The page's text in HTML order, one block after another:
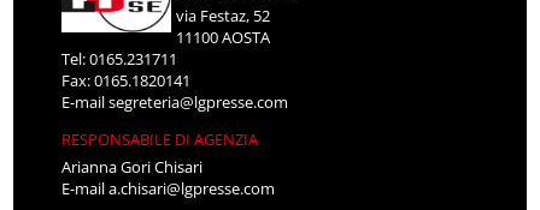
via Festaz, 52
11100 AOSTA
Tel: 0165.231711
Fax: 0165.1820141
E-mailsegreteria@lgpresse.com
RESPONSABILE DI AGENZIA
Arianna Gori Chisari
E-maila.chisari@lgpresse.com